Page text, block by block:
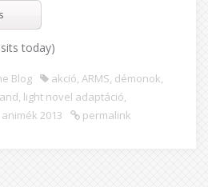
today)
Blog akció, ARMS, démonok,
, light novel adaptáció,
2013 permalink